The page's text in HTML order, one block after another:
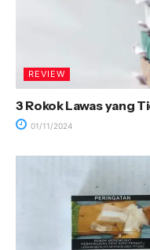
REVIEW
3 Rokok Lawas yang
01/11/2024